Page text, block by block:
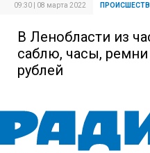
09:30 | 08 марта 2022
В Ленобласти из
саблю, часы,
рублей